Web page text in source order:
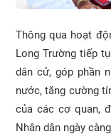
Thông qua hoạt
Long Trường tiếp
dân cử, góp phần
nước, tăng cường
của các cơ quan,
Nhân dân ngày